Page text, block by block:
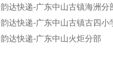
韵达快递-广东中山古镇海洲分
韵达快递-广东中山古镇古四小
韵达快递-广东中山火炬分部